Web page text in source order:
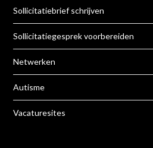
Sollicitatiebrief schrijven
Sollicitatiegesprek voorbereiden
Netwerken
Autisme
Vacaturesites